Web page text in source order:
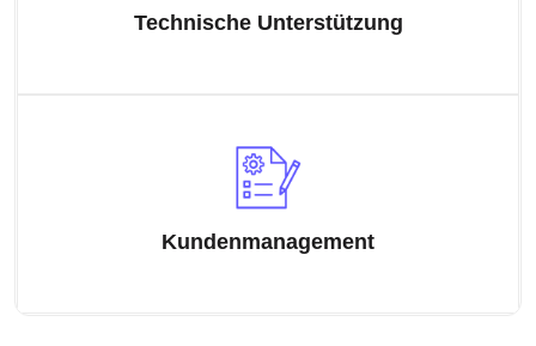
Technische Unterstützung
Kundenmanagement